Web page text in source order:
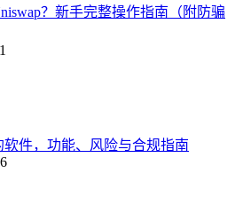
？新手完整操作指南（附防骗
件，功能、风险与合规指南